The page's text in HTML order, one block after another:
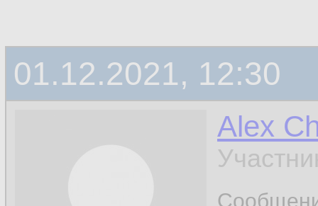
01.12.2021, 12:30
Alex